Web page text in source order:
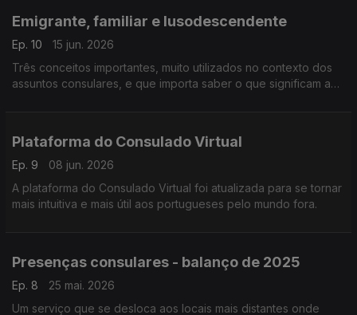
Emigrante, familiar e lusodescendente
Ep. 10
15 jun. 2026
Três conceitos importantes, muito utilizados no contexto dos
assuntos consulares, e que importa saber o que significam ao
Plataforma do Consulado Virtual
Ep. 9
08 jun. 2026
A plataforma do Consulado Virtual foi atualizada para se tornar
mais intuitiva e mais útil aos portugueses pelo mundo fora.
Presenças consulares - balanço de 2025
Ep. 8
25 mai. 2026
Um serviço que se desloca aos locais mais distantes onde